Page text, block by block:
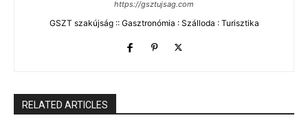
https://gsztujsag.com
GSZT szakújság :: Gasztronómia : Szálloda : Turisztika
RELATED ARTICLES